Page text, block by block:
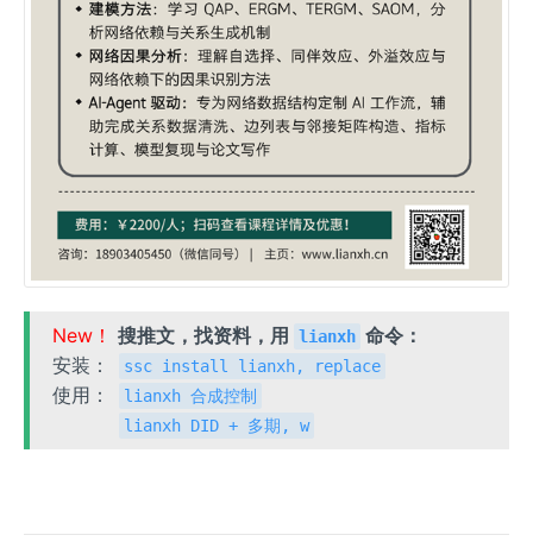
New！ 搜推文，找资料，用 lianxh 命令：
安装：
ssc install lianxh, replace
使用：
lianxh 合成控制
lianxh DID + 多期, w